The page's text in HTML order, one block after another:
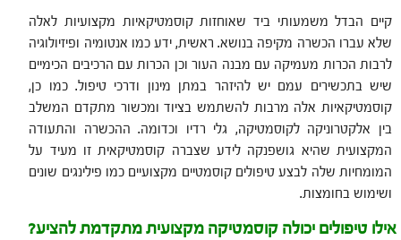
קיים הבדל משמעותי ביד שאוחזות קוסמטיקאיות מקצועיות לאלה
שלא עברו הכשרה מקיפה בנושא. ראשית, ידע כמו אנטומיה ופיזיולוגיה
לרבות הכרות מעמיקה עם מבנה העור וכן הכרות עם הרכיבים הכימיים
שיש בתכשירים עמם יש להיזהר במתן מינון ודרכי טיפול. כמו כן,
קוסמטיקאיות אלה מרבות להשתמש בציוד ומכשור מתקדם המשלב
בין אלקטרוניקה לקוסמטיקה, גלי רדיו וכדומה. ההכשרה והתעודה
המקצועית שהיא גושפנקה לידע שצברה קוסמטיקאית זו מעיד על
המומחיות שלה לבצע טיפולים קוסמטיים מקצועיים כמו פילינגים שונים
ושימוש בחומצות.
אילו טיפולים יכולה קוסמטיקה מקצועית מתקדמת להציע?